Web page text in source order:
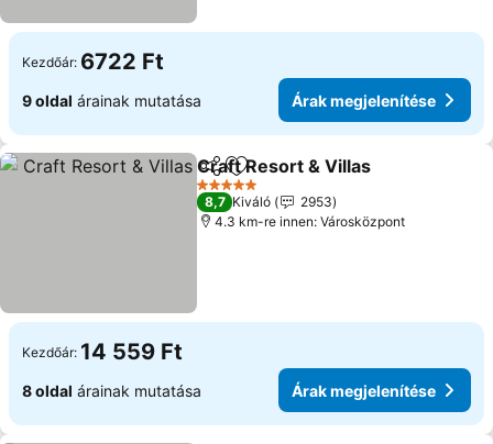
Kezdőár: 6722 Ft
9 oldal árainak mutatása Árak megjelenítése
Megosztás
Hozzáadás a kedvencekhez
Craft Resort & Villas
5 Kategória
8,7 Kiváló
2953
4.3 km-re innen: Városközpont
Kezdőár: 14 559 Ft
8 oldal árainak mutatása Árak megjelenítése